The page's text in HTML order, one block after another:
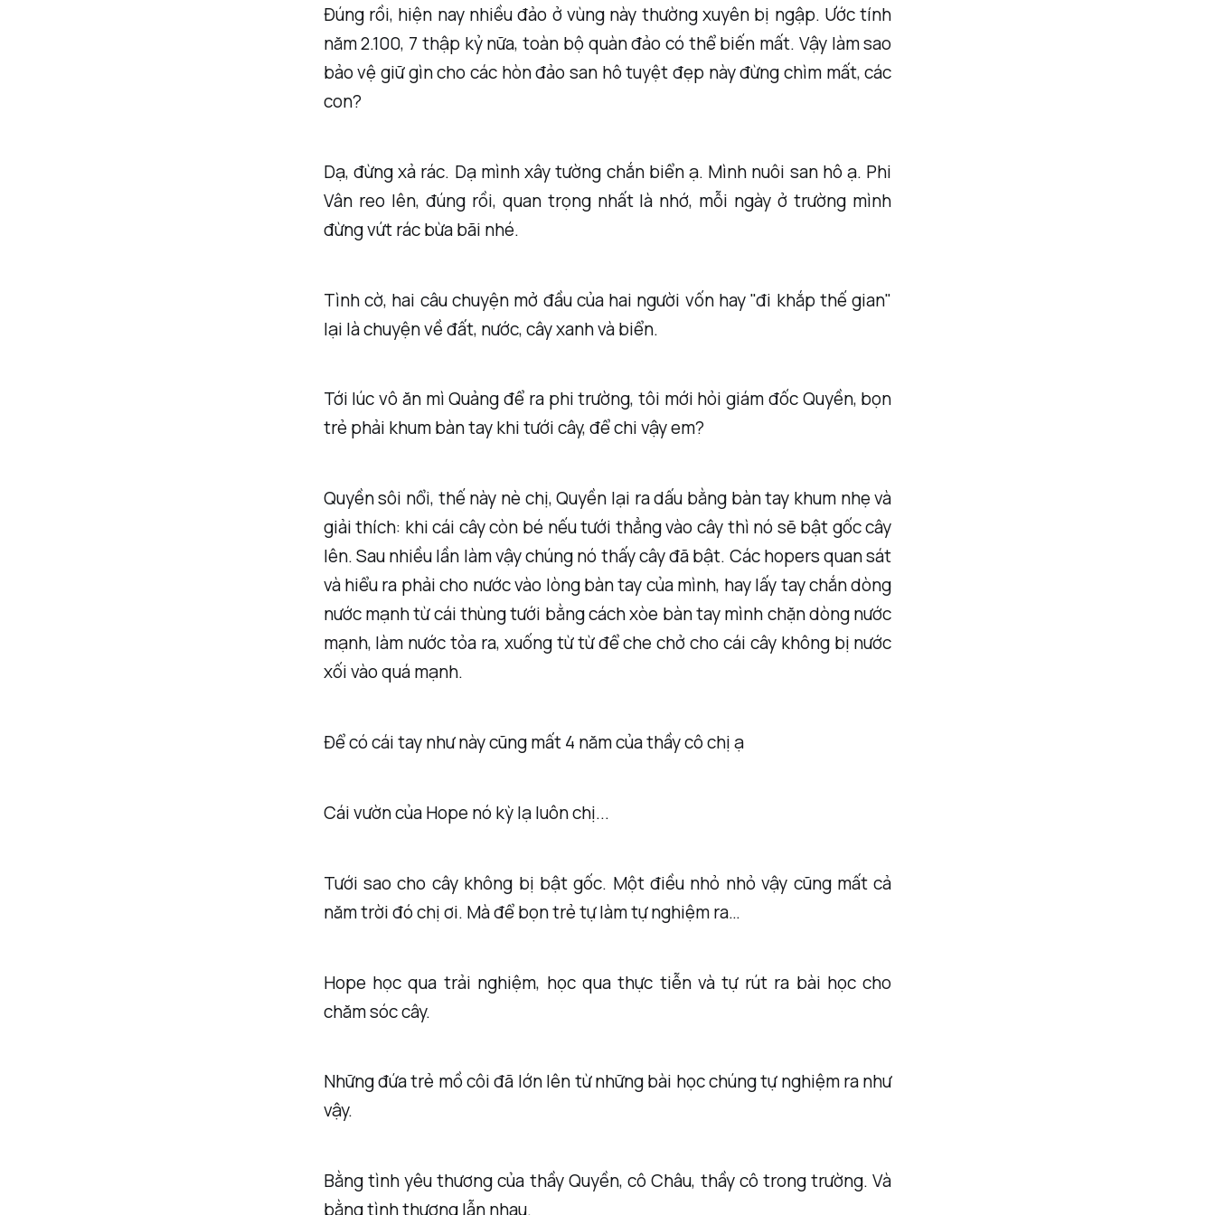
Đúng rồi, hiện nay nhiều đảo ở vùng này thường xuyên bị ngập. Ước tính
năm 2.100, 7 thập kỷ nữa, toàn bộ quàn đảo có thể biến mất. Vậy làm sao
bảo vệ giữ gìn cho các hòn đảo san hô tuyệt đẹp này đừng chìm mất, các
con?
Dạ, đừng xả rác. Dạ mình xây tường chắn biển ạ. Mình nuôi san hô ạ. Phi
Vân reo lên, đúng rồi, quan trọng nhất là nhớ, mỗi ngày ở trường mình
đừng vứt rác bừa bãi nhé.
Tình cờ, hai câu chuyện mở đầu của hai người vốn hay "đi khắp thế gian"
lại là chuyện về đất, nước, cây xanh và biển.
Tới lúc vô ăn mì Quảng để ra phi trường, tôi mới hỏi giám đốc Quyền, bọn
trẻ phải khum bàn tay khi tưới cây, để chi vậy em?
Quyền sôi nổi, thế này nè chị, Quyền lại ra dấu bằng bàn tay khum nhẹ và
giải thích: khi cái cây còn bé nếu tưới thẳng vào cây thì nó sẽ bật gốc cây
lên. Sau nhiều lần làm vậy chúng nó thấy cây đã bật. Các hopers quan sát
và hiểu ra phải cho nước vào lòng bàn tay của mình, hay lấy tay chắn dòng
nước mạnh từ cái thùng tưới bằng cách xòe bàn tay mình chặn dòng nước
mạnh, làm nước tỏa ra, xuống từ từ để che chở cho cái cây không bị nước
xối vào quá mạnh.
Để có cái tay như này cũng mất 4 năm của thầy cô chị ạ
Cái vườn của Hope nó kỳ lạ luôn chị...
Tưới sao cho cây không bị bật gốc. Một điều nhỏ nhỏ vậy cũng mất cả
năm trời đó chị ơi. Mà để bọn trẻ tự làm tự nghiệm ra…
Hope học qua trải nghiệm, học qua thực tiễn và tự rút ra bài học cho
chăm sóc cây.
Những đứa trẻ mồ côi đã lớn lên từ những bài học chúng tự nghiệm ra như
vậy.
Bằng tình yêu thương của thầy Quyền, cô Châu, thầy cô trong trường. Và
bằng tình thương lẫn nhau.